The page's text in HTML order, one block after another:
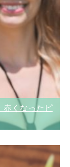
赤くなったピ